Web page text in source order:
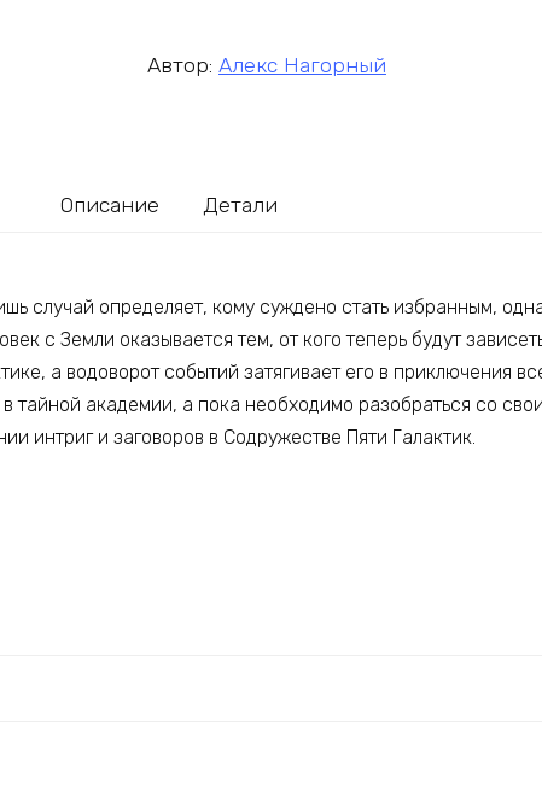
Автор: Алекс Нагорный
Описание Детали
случай определяет, кому суждено стать избранным,
с Земли оказывается тем, от кого теперь будут
а водоворот событий затягивает его в приключения
тайной академии, а пока необходимо разобраться со
интриг и заговоров в Содружестве Пяти Галактик.